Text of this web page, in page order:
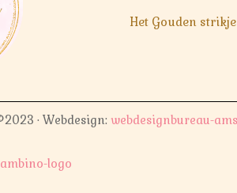
Het Gouden
· Webdesign: webdesignbureau-